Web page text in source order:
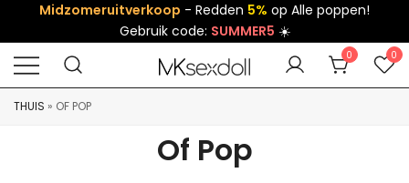
Midzomeruitverkoop - Redden 5% op Alle poppen!
Gebruik code: SUMMER5 ☀️
0 0
THUIS » OF POP
Of Pop